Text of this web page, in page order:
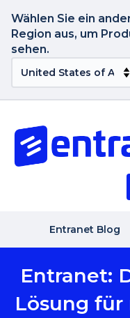
Wählen Sie ein
Region aus, um
sehen.
Entranet Blog
Entranet:
Lösung